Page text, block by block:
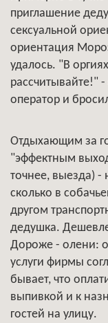
приглашение
сексуальной
ориентация
удалось. "В
рассчитывайте!"
оператор и
Отдыхающим за
"эффектным
точнее, выезда) -
сколько в
другом
дедушка.
Дороже - олени:
услуги фирмы
бывает, что
выпивкой и к
гостей на улицу.